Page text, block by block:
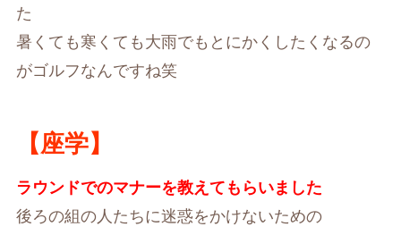
た
暑くても寒くても大雨でもとにかくしたくなるの
がゴルフなんですね笑
【座学】
ラウンドでのマナーを教えてもらいました
後ろの組の人たちに迷惑をかけないための